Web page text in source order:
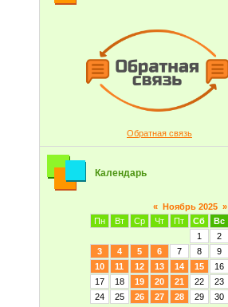
Обратная связь
Календарь
« Ноябрь 2025 »
Пн
Вт Ср Чт Пт Сб
Вс
1
2
3
4 5 6 7 8
9
10
11 12 13 14 15
16
17
18 19 20 21 22
23
24
25 26 27 28 29 30